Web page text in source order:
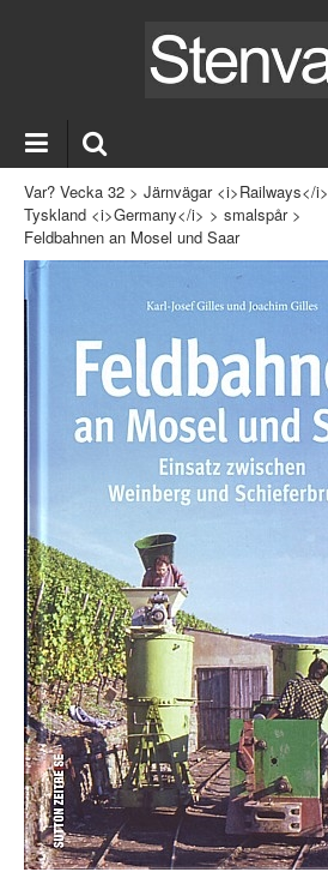
Var? Vecka 32 > Järnvägar <i>Railways</i>
Tyskland <i>Germany</i> > smalspår>
Feldbahnen an Mosel und Saar